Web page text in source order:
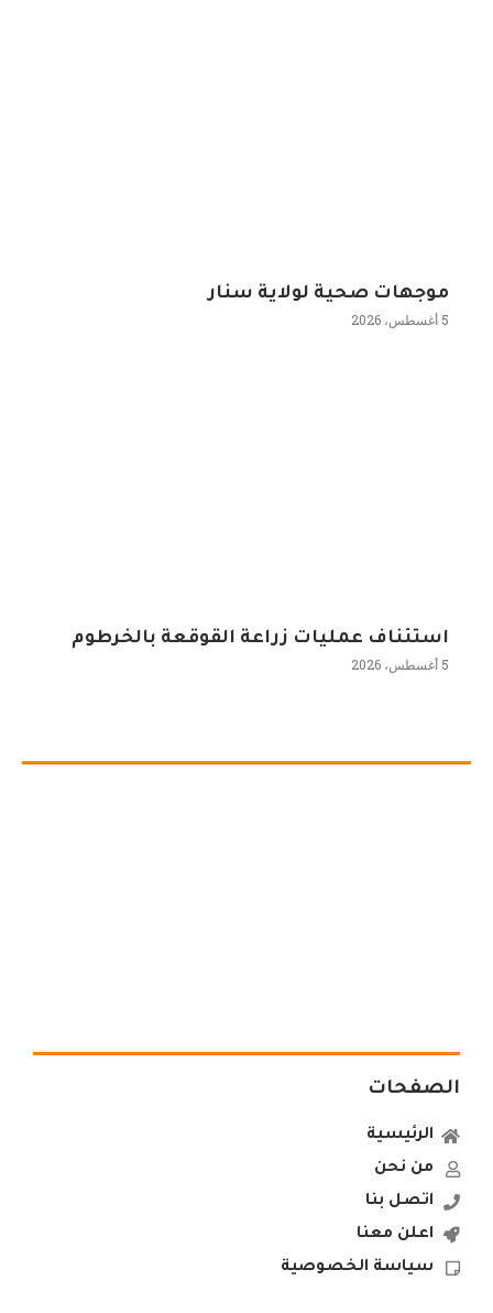
موجهات صحية لولاية سنار
5 أغسطس، 2026
استئناف عمليات زراعة القوقعة بالخرطوم
5 أغسطس، 2026
الصفحات
الرئيسية
من نحن
اتصل بنا
اعلن معنا
سياسة الخصوصية